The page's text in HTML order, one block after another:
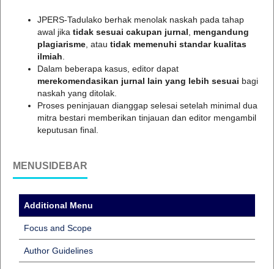
JPERS-Tadulako berhak menolak naskah pada tahap
awal jika tidak sesuai cakupan jurnal
mengandung
plagiarisme, atau tidak memenuhi standar kualitas
ilmiah
Dalam beberapa kasus, editor dapat
merekomendasikan jurnal lain yang lebih sesuai bagi
naskah yang ditolak.
Proses peninjauan dianggap selesai setelah minimal dua
mitra bestari memberikan tinjauan dan editor mengambil
keputusan final.
MENUSIDEBAR
Additional Menu
Focus and Scope
Author Guidelines